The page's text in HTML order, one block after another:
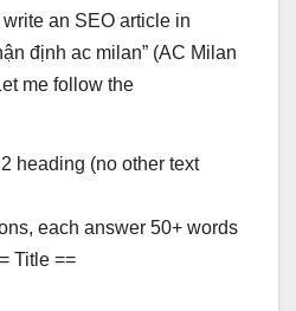
an SEO article in
định ac milan” (AC Milan
me follow the
heading (no other text
each answer 50+ words
Title ==